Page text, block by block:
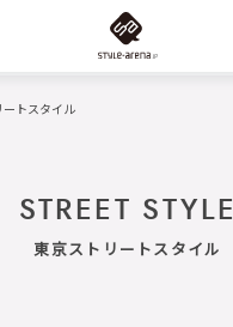
トスタイル
STREET STYLE
東京ストリートスタイル